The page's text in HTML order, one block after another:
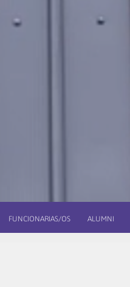
FUNCIONARIAS/OS ALUMNI